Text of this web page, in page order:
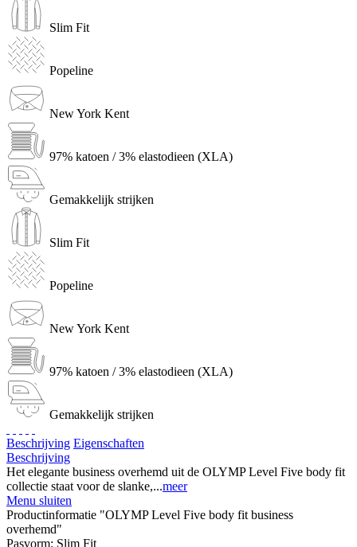
Slim Fit
Popeline
New York Kent
97% katoen / 3% elastodieen (XLA)
Gemakkelijk strijken
Slim Fit
Popeline
New York Kent
97% katoen / 3% elastodieen (XLA)
Gemakkelijk strijken
Beschrijving Eigenschaften
Beschrijving
Het elegante business overhemd uit de OLYMP Level Five body fit
collectie staat voor de slanke,...meer
Menu sluiten
Productinformatie "OLYMP Level Five body fit business
overhemd"
Pasvorm: Slim Fit